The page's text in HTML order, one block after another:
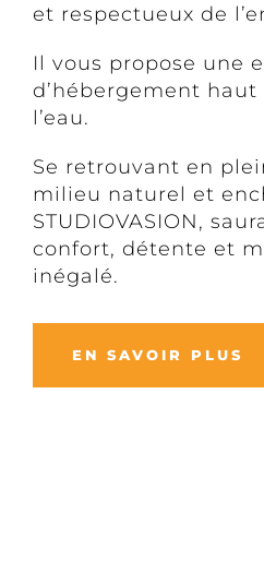
et respectueux de
Il vous propose une
d’hébergement
l’eau.
Se retrouvant en
milieu naturel et
STUDIOVASION,
confort, détente et
inégalé.
EN SAVOIR PLUS